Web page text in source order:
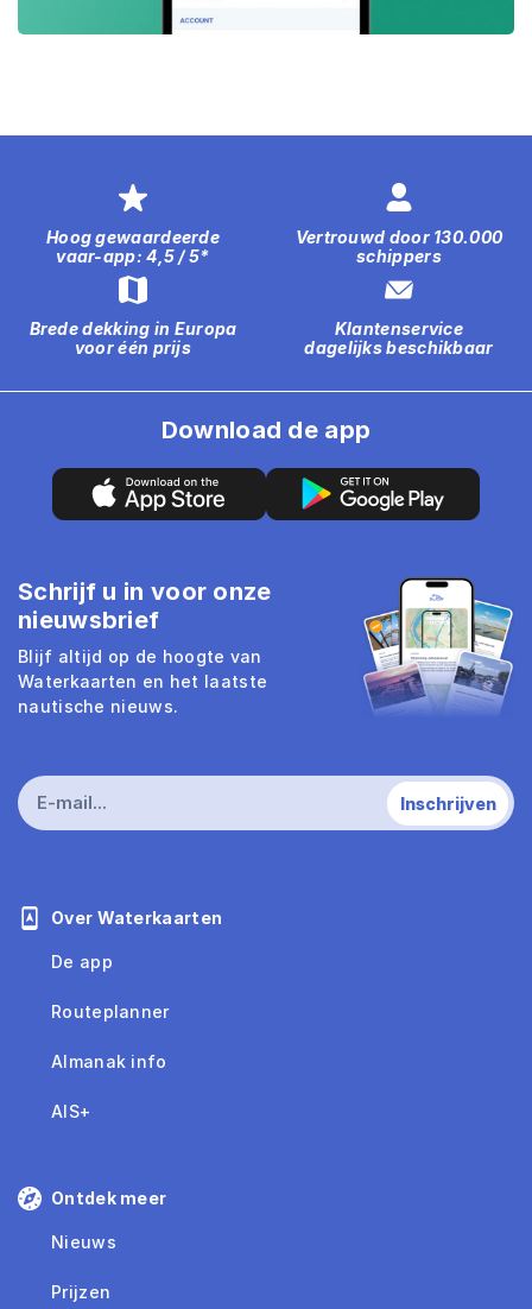
Hoog gewaardeerde
vaar-app: 4,5 / 5*
Vertrouwd door 130.000
schippers
Brede dekking in Europa
voor één prijs
Klantenservice
dagelijks beschikbaar
Over Waterkaarten
De app
Routeplanner
Almanak info
AIS+
Ontdek meer
Nieuws
Prijzen
Download de app
Schrijf u in voor onze
nieuwsbrief
Blijf altijd op de hoogte van
Waterkaarten en het laatste
nautische nieuws.